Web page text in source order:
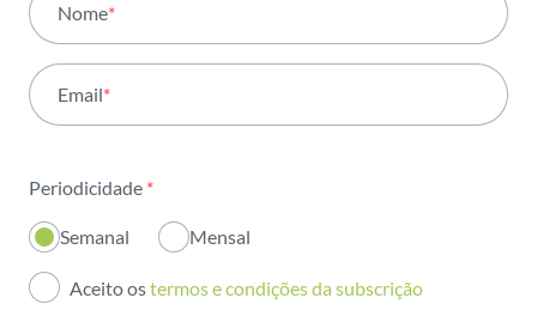
Atividade
Institucional
Inovação
Investidores
Publicações
Nome*
Email*
Periodicidade *
Semanal Mensal
Aceito ostermos e condições da subscrição